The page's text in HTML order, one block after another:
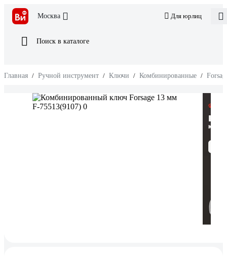
Москва Для юрлиц
Поиск в каталоге
Главная / Ручной инструмент / Ключи / Комбинированные /